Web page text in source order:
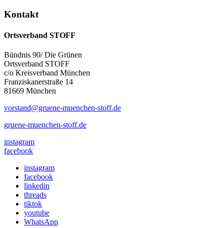
Kontakt
Ortsverband STOFF
Bündnis 90/ Die Grünen
Ortsverband STOFF
c/o Kreisverband München
Franziskanerstraße 14
81669 München
vorstand@gruene-muenchen-stoff.de
gruene-muenchen-stoff.de
instagram
facebook
instagram
facebook
linkedin
threads
tiktok
youtube
WhatsApp